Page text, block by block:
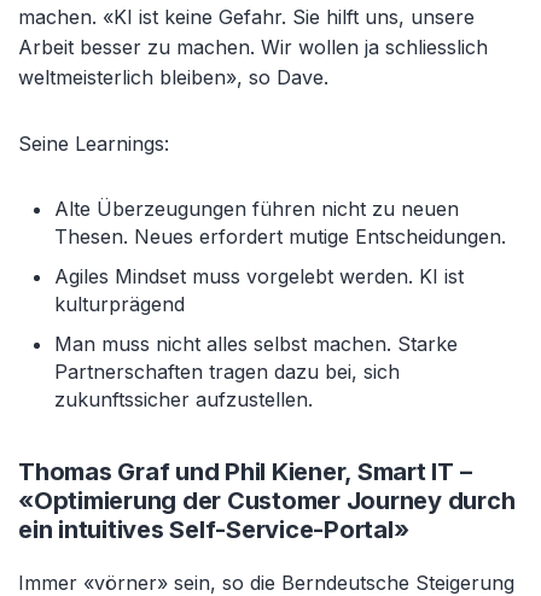
machen. «KI ist keine Gefahr. Sie hilft uns, unsere
Arbeit besser zu machen. Wir wollen ja schliesslich
weltmeisterlich bleiben», so Dave.
Seine Learnings:
Alte Überzeugungen führen nicht zu neuen
Thesen. Neues erfordert mutige Entscheidungen.
Agiles Mindset muss vorgelebt werden. KI ist
kulturprägend
Man muss nicht alles selbst machen. Starke
Partnerschaften tragen dazu bei, sich
zukunftssicher aufzustellen.
Thomas Graf und Phil Kiener, Smart IT –
«Optimierung der Customer Journey durch
ein intuitives Self-Service-Portal»
Immer «vörner» sein, so die Berndeutsche Steigerung